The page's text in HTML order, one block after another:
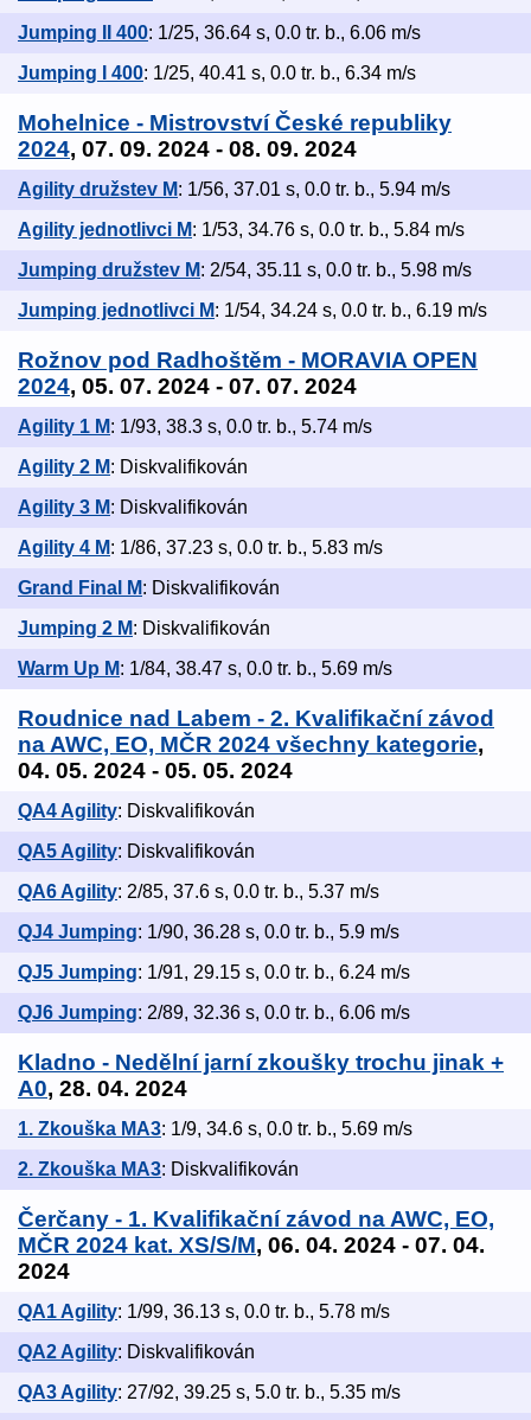
Jumping II 400: 1/25, 36.64 s, 0.0 tr. b., 6.06 m/s
Jumping I 400: 1/25, 40.41 s, 0.0 tr. b., 6.34 m/s
Mohelnice - Mistrovství České republiky
2024, 07. 09. 2024 - 08. 09. 2024
Agility družstev M: 1/56, 37.01 s, 0.0 tr. b., 5.94 m/s
Agility jednotlivci M: 1/53, 34.76 s, 0.0 tr. b., 5.84 m/s
Jumping družstev M: 2/54, 35.11 s, 0.0 tr. b., 5.98 m/s
Jumping jednotlivci M: 1/54, 34.24 s, 0.0 tr. b., 6.19 m/s
Rožnov pod Radhoštěm - MORAVIA OPEN
2024, 05. 07. 2024 - 07. 07. 2024
Agility 1 M: 1/93, 38.3 s, 0.0 tr. b., 5.74 m/s
Agility 2 M: Diskvalifikován
Agility 3 M: Diskvalifikován
Agility 4 M: 1/86, 37.23 s, 0.0 tr. b., 5.83 m/s
Grand Final M: Diskvalifikován
Jumping 2 M: Diskvalifikován
Warm Up M: 1/84, 38.47 s, 0.0 tr. b., 5.69 m/s
Roudnice nad Labem - 2. Kvalifikační závod
na AWC, EO, MČR 2024 všechny kategorie,
04. 05. 2024 - 05. 05. 2024
QA4 Agility: Diskvalifikován
QA5 Agility: Diskvalifikován
QA6 Agility: 2/85, 37.6 s, 0.0 tr. b., 5.37 m/s
QJ4 Jumping: 1/90, 36.28 s, 0.0 tr. b., 5.9 m/s
QJ5 Jumping: 1/91, 29.15 s, 0.0 tr. b., 6.24 m/s
QJ6 Jumping: 2/89, 32.36 s, 0.0 tr. b., 6.06 m/s
Kladno - Nedělní jarní zkoušky trochu jinak +
A0, 28. 04. 2024
1. Zkouška MA3: 1/9, 34.6 s, 0.0 tr. b., 5.69 m/s
2. Zkouška MA3: Diskvalifikován
Čerčany - 1. Kvalifikační závod na AWC, EO,
MČR 2024 kat. XS/S/M, 06. 04. 2024 - 07. 04.
2024
QA1 Agility: 1/99, 36.13 s, 0.0 tr. b., 5.78 m/s
QA2 Agility: Diskvalifikován
QA3 Agility: 27/92, 39.25 s, 5.0 tr. b., 5.35 m/s